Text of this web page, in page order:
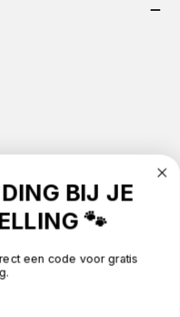
BIJ JE
🐾
een code voor gratis